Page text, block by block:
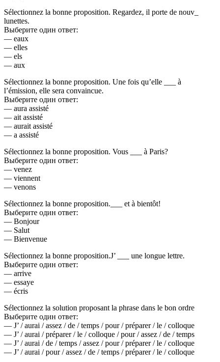
Sélectionnez la bonne proposition. Regardez, il porte de nouv_
lunettes.
Выберите один ответ:
— eaux
— elles
— els
— aux
Sélectionnez la bonne proposition. Une fois qu’elle ___ à
l’émission, elle sera convaincue.
Выберите один ответ:
— aura assisté
— ait assisté
— aurait assisté
— a assisté
Sélectionnez la bonne proposition. Vous ___ à Paris?
Выберите один ответ:
— venez
— viennent
— venons
Sélectionnez la bonne proposition.___ et à bientôt!
Выберите один ответ:
— Bonjour
— Salut
— Bienvenue
Sélectionnez la bonne proposition.J’ ___ une longue lettre.
Выберите один ответ:
— arrive
— essaye
— écris
Sélectionnez la solution proposant la phrase dans le bon ordre
Выберите один ответ:
— J’ / aurai / assez / de / temps / pour / préparer / le / colloque
— J’ / aurai / préparer / le / colloque / pour / assez / de / temps
— J’ / aurai / de / temps / assez / pour / préparer / le / colloque
— J’ / aurai / pour / assez / de / temps / préparer / le / colloque